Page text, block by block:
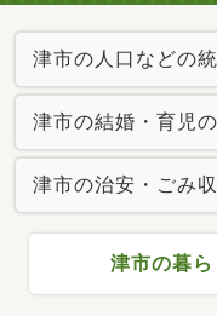
津市の人口などの
津市の結婚・育児
津市の治安・ごみ
津市の暮